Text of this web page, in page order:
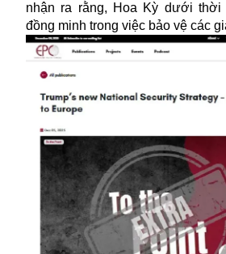
nhận ra rằng, Hoa Kỳ dưới thời
đồng minh trong việc bảo vệ các